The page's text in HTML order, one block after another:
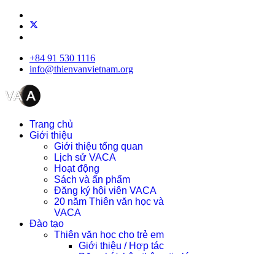
+84 91 530 1116
info@thienvanvietnam.org
Trang chủ
Giới thiệu
Giới thiệu tổng quan
Lịch sử VACA
Hoạt động
Sách và ấn phẩm
Đăng ký hội viên VACA
20 năm Thiên văn học và
VACA
Đào tạo
Thiên văn học cho trẻ em
Giới thiệu / Hợp tác